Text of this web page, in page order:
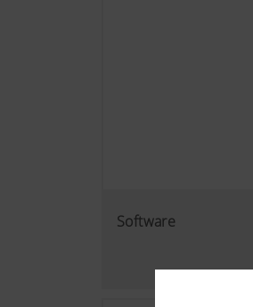
Software